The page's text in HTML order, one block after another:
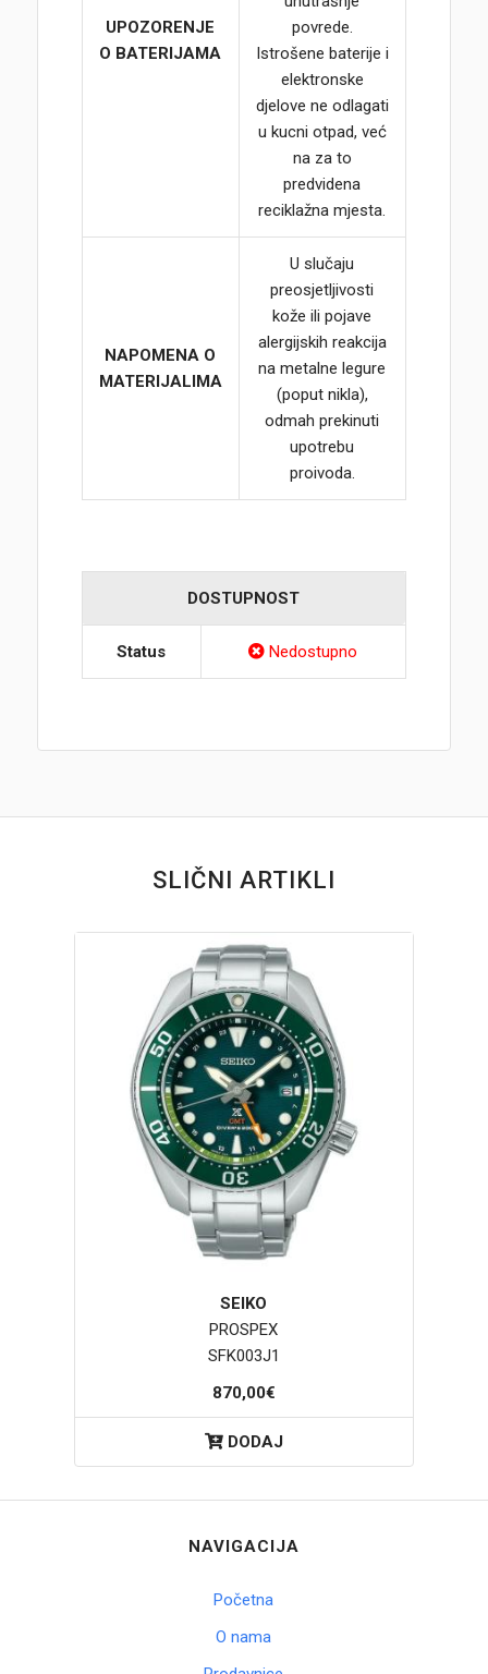
UPOZORENJE
O BATERIJAMA
povrede.
Istrošene baterije i
elektronske
djelove ne odlagati
u kucni otpad, već
na za to
predvidena
reciklažna mjesta.
NAPOMENA O
MATERIJALIMA
U slučaju
preosjetljivosti
kože ili pojave
alergijskih reakcija
na metalne legure
(poput nikla),
odmah prekinuti
upotrebu
proivoda.
DOSTUPNOST
Status Nedostupno
SLIČNI ARTIKLI
SEIKO
PROSPEX
SFK003J1
870,00€
DODAJ
NAVIGACIJA
Početna
O nama